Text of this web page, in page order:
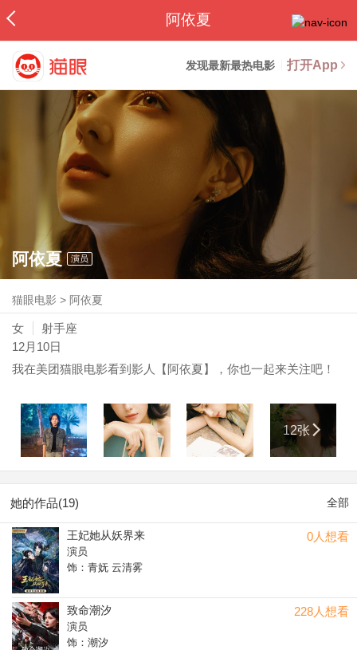
阿依夏
发现最新最热电影 打开App
阿依夏 演员
猫眼电影 >阿依夏
女
射手座
12月10日
我在美团猫眼电影看到影人【阿依夏】，你也一起来关注吧！
12张
她的作品(19) 全部
0人想看
王妃她从妖界来
演员
饰：青妩 云清雾
228人想看
致命潮汐
演员
饰：潮汐